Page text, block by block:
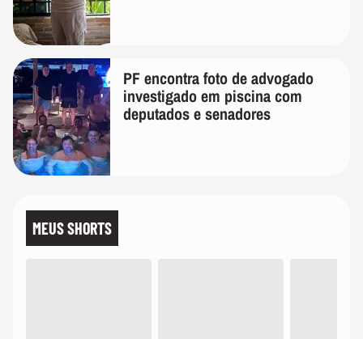
PF encontra foto de advogado
investigado em piscina com
deputados e senadores
MEUS SHORTS